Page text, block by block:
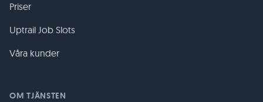
Priser
Uptrail Job Slots
Våra kunder
OM TJÄNSTEN